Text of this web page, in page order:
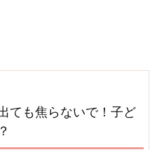
ても焦らないで！子ど